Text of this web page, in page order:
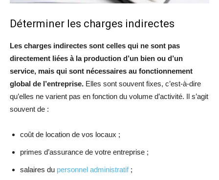
Déterminer les charges indirectes
Les charges indirectes sont celles qui ne sont pas
directement liées à la production d’un bien ou d’un
service, mais qui sont nécessaires au fonctionnement
global de l’entreprise. Elles sont souvent fixes, c’est-à-dire
qu’elles ne varient pas en fonction du volume d’activité. Il s’agit
souvent de :
coût de location de vos locaux ;
primes d’assurance de votre entreprise ;
salaires du personnel administratif;